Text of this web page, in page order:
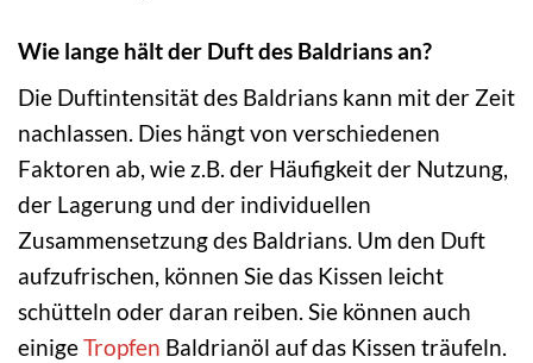
Wie lange hält der Duft des Baldrians an?
Die Duftintensität des Baldrians kann mit der Zeit
nachlassen. Dies hängt von verschiedenen
Faktoren ab, wie z.B. der Häufigkeit der Nutzung,
der Lagerung und der individuellen
Zusammensetzung des Baldrians. Um den Duft
aufzufrischen, können Sie das Kissen leicht
schütteln oder daran reiben. Sie können auch
einigeTropfen Baldrianöl auf das Kissen träufeln.